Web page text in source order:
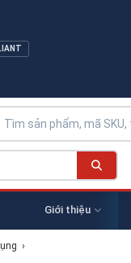
Giới thiệu
›